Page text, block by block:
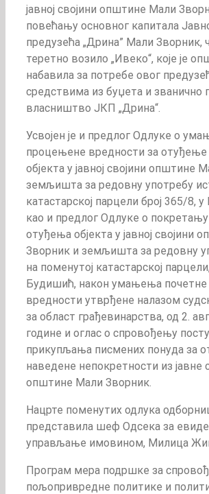
јавној својини општине Мали
повећању основног капитала
предузећа „Дрина” Мали Зворник,
теретно возило „Ивеко“, које је
набавила за потребе овог
средствима из буџета и званично
власништво ЈКП „Дрина“.
Усвојен је и предлог Одлуке о
процењене вредности за отуђење
објекта у јавној својини општине
земљишта за редовну употребу
катастарској парцели број 365/8,
као и предлог Одлуке о
отуђења објекта у јавној својини
Зворник и земљишта за редовну
на поменутој катастарској
Будишић, након умањења
вредности утврђене налазом
за област грађевинарства, од 2.
године и оглас о спровођењу
прикупљања писмених понуда за
наведене непокретности из јавне
општине Мали Зворник.
Нацрте поменутих одлука
представила шеф Одсека за
управљање имовином, Милица
Програм мера подршке за
пољопривредне политике и